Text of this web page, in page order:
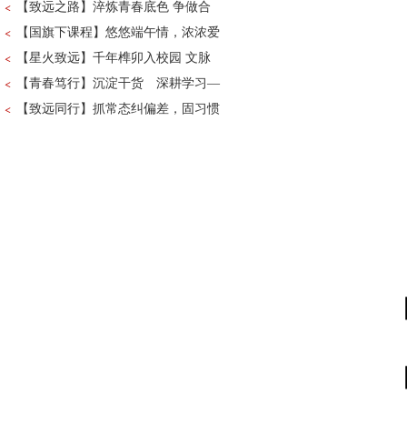
【致远之路】淬炼青春底色 争做合
【国旗下课程】悠悠端午情，浓浓爱
【星火致远】千年榫卯入校园 文脉
【青春笃行】沉淀干货 深耕学习—
【致远同行】抓常态纠偏差，固习惯